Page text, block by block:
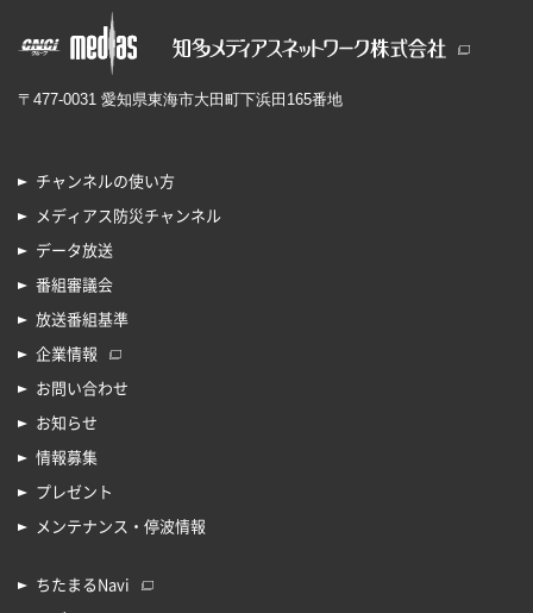
〒477-0031 愛知県東海市大田町下浜田165番地
チャンネルの使い方
メディアス防災チャンネル
データ放送
番組審議会
放送番組基準
企業情報
お問い合わせ
お知らせ
情報募集
プレゼント
メンテナンス・停波情報
ちたまるNavi